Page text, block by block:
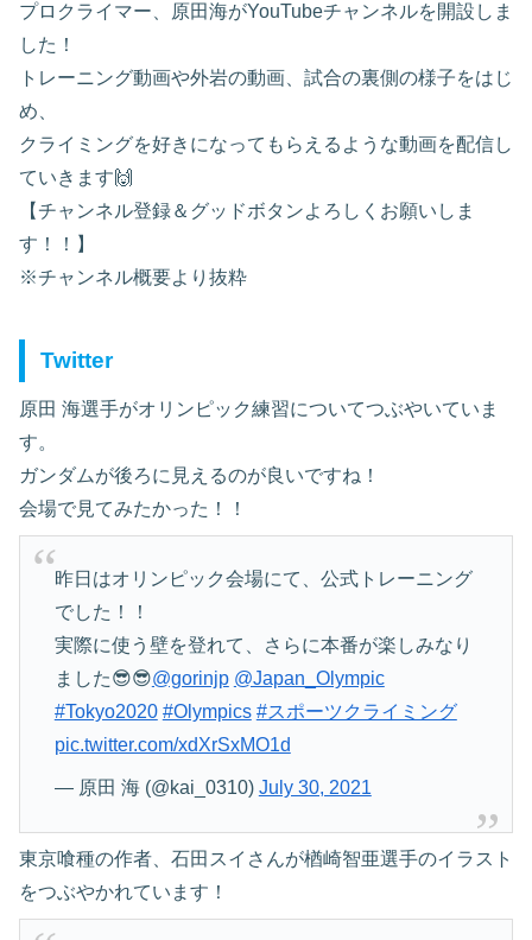
プロクライマー、原田海がYouTubeチャンネルを開設しま
した！
トレーニング動画や外岩の動画、試合の裏側の様子をはじ
め、
クライミングを好きになってもらえるような動画を配信し
ていきます🙌
【チャンネル登録＆グッドボタンよろしくお願いしま
す！！】
※チャンネル概要より抜粋
Twitter
原田 海選手がオリンピック練習についてつぶやいていま
す。
ガンダムが後ろに見えるのが良いですね！
会場で見てみたかった！！
昨日はオリンピック会場にて、公式トレーニング
でした！！
実際に使う壁を登れて、さらに本番が楽しみなり
ました😎😎@gorinjp @Japan_Olympic
#Tokyo2020 #Olympics #スポーツクライミング
pic.twitter.com/xdXrSxMO1d
— 原田 海 (@kai_0310) July 30, 2021
東京喰種の作者、石田スイさんが楢崎智亜選手のイラスト
をつぶやかれています！